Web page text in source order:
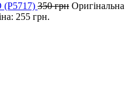
(P5717) 350грн Оригінальна
255 грн.